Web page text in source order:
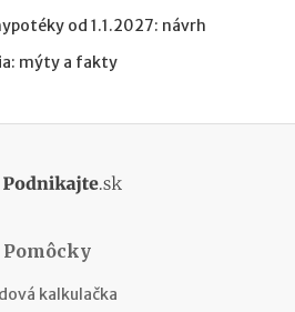
od 1.1.2027: návrh
mýty a fakty
Pomôcky
kalkulačka